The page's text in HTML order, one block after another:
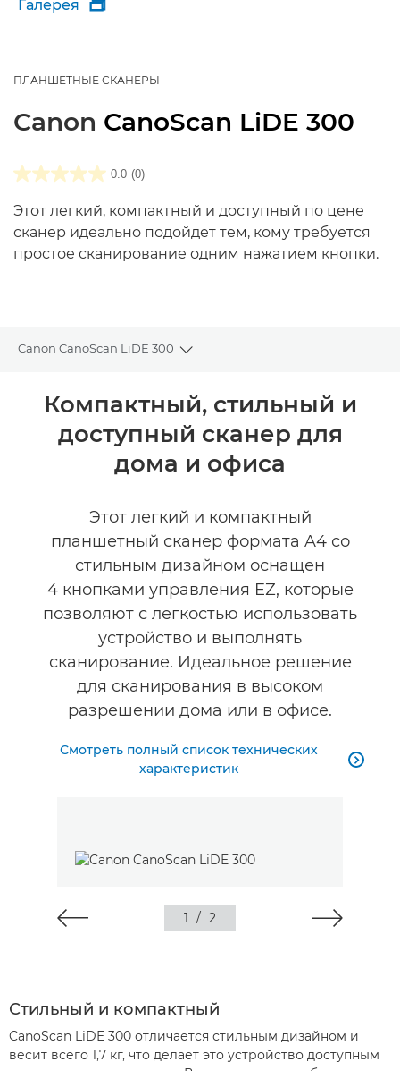
Галерея 
ПЛАНШЕТНЫЕ СКАНЕРЫ
Canon CanoScan LiDE 300
0.0 (0)
Этот легкий, компактный и доступный по цене
сканер идеально подойдет тем, кому требуется
простое сканирование одним нажатием кнопки.
Canon CanoScan LiDE 300
Toggle breadcrumbs
Общая информация
Технические характеристики
Компактный, стильный и
доступный сканер для
дома и офиса
Этот легкий и компактный
планшетный сканер формата A4 со
стильным дизайном оснащен
4 кнопками управления EZ, которые
позволяют с легкостью использовать
устройство и выполнять
сканирование. Идеальное решение
для сканирования в высоком
разрешении дома или в офисе.
Смотреть полный список технических
характеристик

1 / 2
Стильный и компактный
CanoScan LiDE 300 отличается стильным дизайном и
весит всего 1,7 кг, что делает это устройство доступным